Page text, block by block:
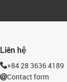
Liên hệ
+84 28 3636 4189
Contact form